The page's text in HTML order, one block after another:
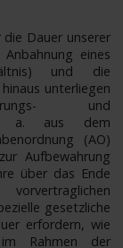
Dauer unserer
eines
und die
unterliegen
und
a. aus dem
(AO)
Aufbewahrung
über das Ende
gesetzliche
erfordern, wie
Rahmen der